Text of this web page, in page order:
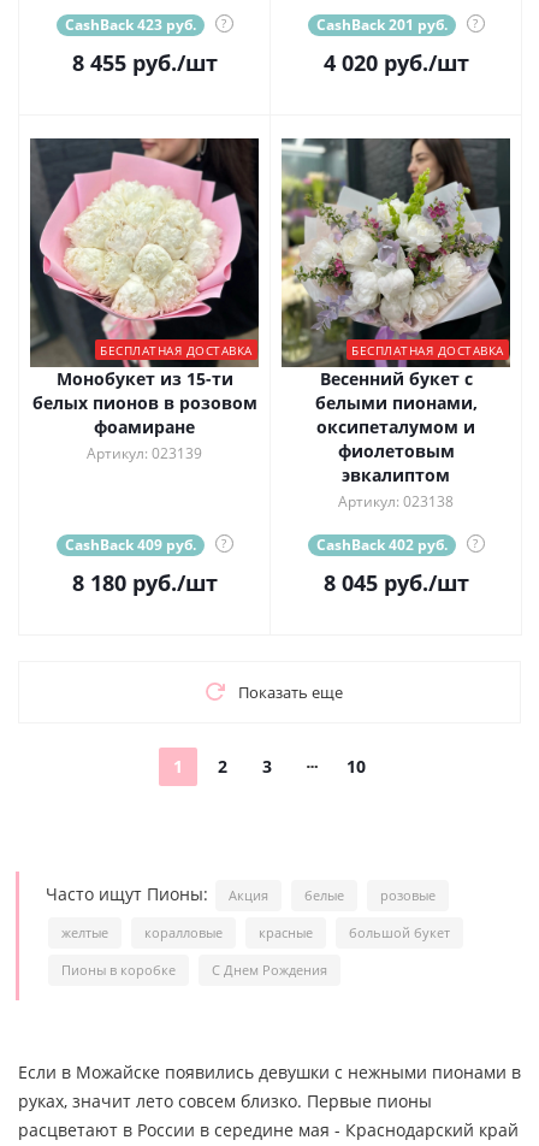
CashBack 423 руб. ?
8 455руб./шт
CashBack 201 руб. ?
4 020руб./шт
БЕСПЛАТНАЯ ДОСТАВКА
Монобукет из 15-ти
белых пионов в розовом
фоамиране
Артикул: 023139
CashBack 409 руб. ?
8 180руб./шт
БЕСПЛАТНАЯ ДОСТАВКА
Весенний букет с
белыми пионами,
оксипеталумом и
фиолетовым
эвкалиптом
Артикул: 023138
CashBack 402 руб. ?
8 045руб./шт
Показать еще
1 2 3 10
Часто ищут Пионы: Акция белые розовые
желтые коралловые красные большой букет
Пионы в коробке С Днем Рождения
Если в Можайске появились девушки с нежными пионами в
руках, значит лето совсем близко. Первые пионы
расцветают в России в середине мая - Краснодарский край